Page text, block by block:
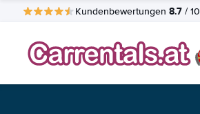
Kundenbewertungen 8.7 / 10